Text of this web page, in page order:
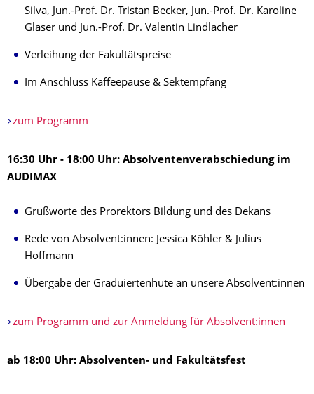
Silva, Jun.-Prof. Dr. Tristan Becker, Jun.-Prof. Dr. Karoline
Glaser und Jun.-Prof. Dr. Valentin Lindlacher
Verleihung der Fakultätspreise
Im Anschluss Kaffeepause & Sektempfang
zum Programm
16:30 Uhr - 18:00 Uhr: Absolventenverabschiedung im
AUDIMAX
Grußworte des Prorektors Bildung und des Dekans
Rede von Absolvent:innen: Jessica Köhler & Julius
Hoffmann
Übergabe der Graduiertenhüte an unsere Absolvent:innen
zum Programm und zur Anmeldung für Absolvent:innen
ab 18:00 Uhr: Absolventen- und Fakultätsfest